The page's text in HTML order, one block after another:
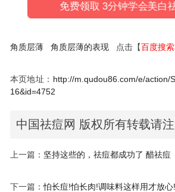
免费领取 3分钟学会美白
角质层薄 角质层薄的表现点击【百度搜
本页地址： http://m.qudou86.com/e/action/
16&id=4752
中国祛痘网 版权所有转载请注
上一篇： 坚持这些的，祛痘都成功了 醋祛痘
下一篇：怕长痘!怕长肉!调味料这样用才放心!